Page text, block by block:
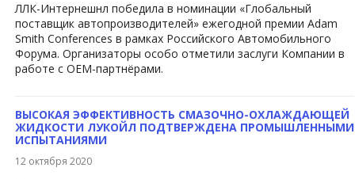
ЛЛК-Интернешнл победила в номинации «Глобальный
поставщик автопроизводителей» ежегодной премии Adam
Smith Conferences в рамках Российского Автомобильного
Форума. Организаторы особо отметили заслуги Компании в
работе с ОЕМ-партнёрами.
ВЫСОКАЯ ЭФФЕКТИВНОСТЬ СМАЗОЧНО-ОХЛАЖДАЮЩЕЙ
ЖИДКОСТИ ЛУКОЙЛ ПОДТВЕРЖДЕНА ПРОМЫШЛЕННЫМИ
ИСПЫТАНИЯМИ
12 октября 2020